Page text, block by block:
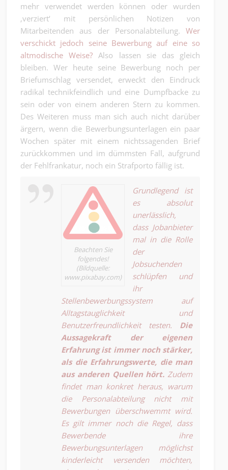
mehr verwendet werden können oder wurden
‚verziert‘ mit persönlichen Notizen von
Mitarbeitenden aus der Personalabteilung. Wer
verschickt jedoch seine Bewerbung auf eine so
altmodische Weise? Also lassen sie das gleich
bleiben. Wer heute seine Bewerbung noch per
Briefumschlag versendet, erweckt den Eindruck
radikal technikfeindlich und eine Dumpfbacke zu
sein oder von einem anderen Stern zu kommen.
Des Weiteren muss man sich auch nicht darüber
ärgern, wenn die Bewerbungsunterlagen ein paar
Wochen später mit einem nichtssagenden Brief
zurückkommen und im dümmsten Fall, aufgrund
der Fehlfrankatur, noch ein Strafporto fällig ist.
Beachten Sie
folgendes!
(Bildquelle:
www.pixabay.com)
Grundlegend ist
es absolut
unerlässlich,
dass Jobanbieter
mal in die Rolle
der
Jobsuchenden
schlüpfen und
ihr
Stellenbewerbungssystem auf
Alltagstauglichkeit und
Benutzerfreundlichkeit testen. Die
Aussagekraft der eigenen
Erfahrung ist immer noch stärker,
als die Erfahrungswerte, die man
aus anderen Quellen hört. Zudem
findet man konkret heraus, warum
die Personalabteilung nicht mit
Bewerbungen überschwemmt wird.
Es gilt immer noch die Regel, dass
Bewerbende ihre
Bewerbungsunterlagen möglichst
kinderleicht versenden möchten,